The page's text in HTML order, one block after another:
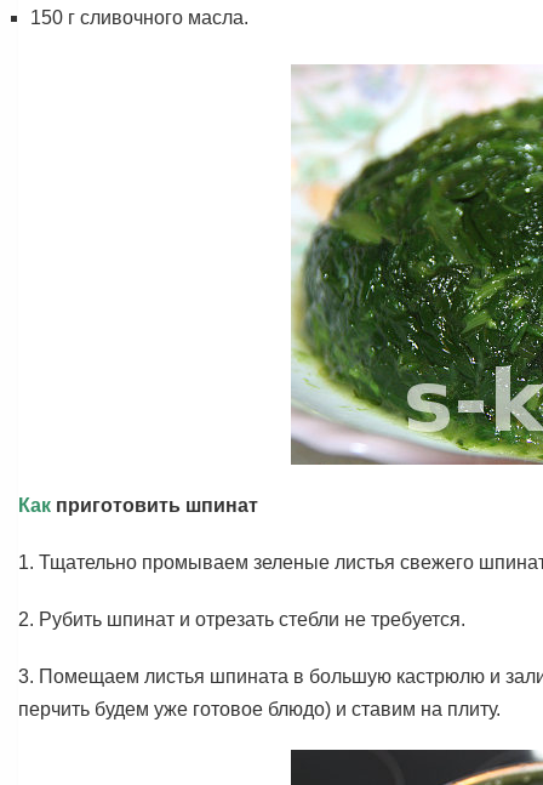
150 г сливочного масла.
Как приготовить шпинат
1. Тщательно промываем зеленые листья свежего
2. Рубить шпинат и отрезать стебли не требуется.
3. Помещаем листья шпината в большую кастрюлю и
перчить будем уже готовое блюдо) и ставим на плиту.